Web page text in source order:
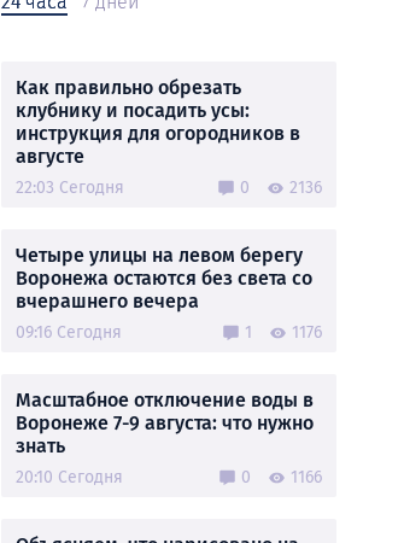
Как правильно обрезать
клубнику и посадить усы:
инструкция для огородников в
августе
22:03 Сегодня 0 2136
Четыре улицы на левом берегу
Воронежа остаются без света со
вчерашнего вечера
09:16 Сегодня 1 1176
Масштабное отключение воды в
Воронеже 7-9 августа: что нужно
знать
20:10 Сегодня 0 1166